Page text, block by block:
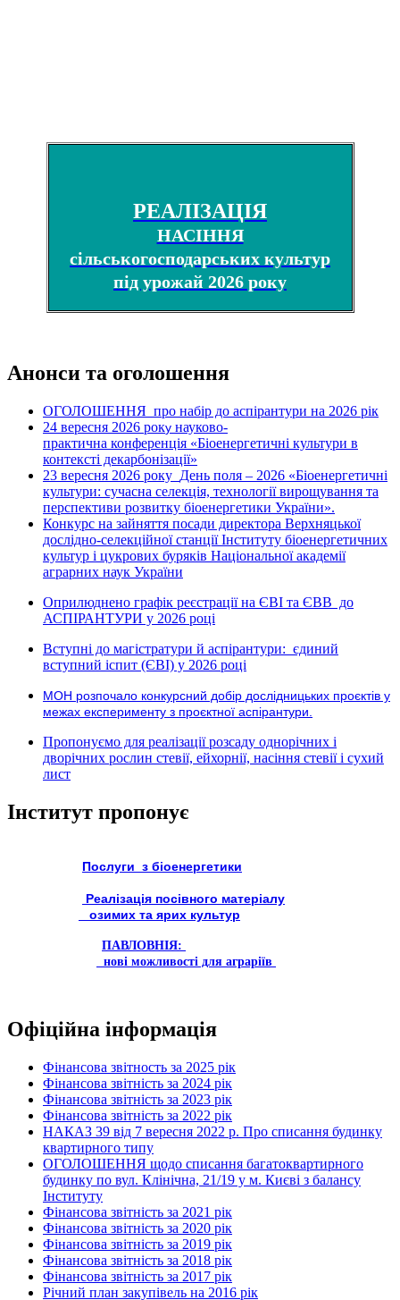
РЕАЛІЗАЦІЯ
НАСІННЯ
сільськогосподарських культур
під урожай 2026 року
Анонси та оголошення
ОГОЛОШЕННЯ про набір до аспірантури на 2026 рік
24 вересня 2026 року науково-
практична конференція «Біоенергетичні культури в
контексті декарбонізації»
23 вересня 2026 року День поля – 2026 «Біоенергетичні
культури: сучасна селекція, технології вирощування та
перспективи розвитку біоенергетики України».
Конкурс на зайняття посади директора Верхняцької
дослідно-селекційної станції Інституту біоенергетичних
культур і цукрових буряків Національної академії
аграрних наук України
Оприлюднено графік реєстрації на ЄВІ та ЄВВ до
АСПІРАНТУРИ у 2026 році
Вступні до магістратури й аспірантури: єдиний
вступний іспит (ЄВІ) у 2026 році
МОН розпочало конкурсний добір дослідницьких проєктів у
межах експерименту з проєктної аспірантури.
Пропонуємо для реалізації розсаду однорічних і
дворічних рослин стевії, ейхорнії, насіння стевії і сухий
лист
Інститут пропонує
Послуги з біоенергетики
Реалізація посівного матеріалу
озимих та ярих культур
ПАВЛОВНІЯ:
нові можливості для аграріїв
Офіційна інформація
Фінансова звітность за 2025 рік
Фінансова звітність за 2024 рік
Фінансова звітність за 2023 рік
Фінансова звітність за 2022 рік
НАКАЗ 39 від 7 вересня 2022 р. Про списання будинку
квартирного типу
ОГОЛОШЕННЯ щодо списання багатоквартирного
будинку по вул. Клінічна, 21/19 у м. Києві з балансу
Інституту
Фінансова звітність за 2021 рік
Фінансова звітність за 2020 рік
Фінансова звітність за 2019 рік
Фінансова звітність за 2018 рік
Фінансова звітність за 2017 рік
Річний план закупівель на 2016 рік